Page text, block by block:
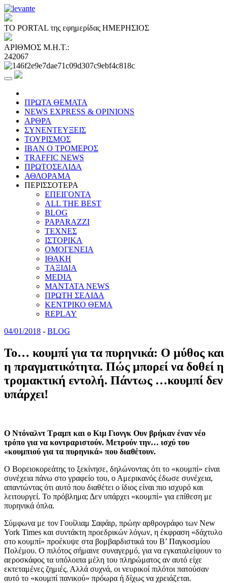
ΤΟ PORTAL της εφημερίδας ΗΜΕΡΗΣΙΟΣ
ΑΡΙΘΜΟΣ Μ.Η.Τ.:
242067
ΠΡΩΤΑ ΘΕΜΑΤΑ
NEWS EXPRESS & OPINIONS
ΑΡΘΡΑ
ΣΥΝΕΝΤΕΥΞΕΙΣ
ΤΟΥΡΙΣΜΟΣ
ΙΒΑΝ Ο ΤΡΟΜΕΡΟΣ
TRAFFIC NEWS
ΠΡΩΤΟΣΕΛΙΔΑ
ΑΘΛΟΡΑΜΑ
ΠΕΡΙΣΣΟΤΕΡΑ
ΕΠΕΙΓΟΝΤΑ
ALL THE BEST
BLOG
PAPARAZZI
ΤΕΧΝΕΣ
ΙΣΤΟΡΙΚΑ
ΟΜΟΓΕΝΕΙΑ
ΙΘΑΚΗ
ΤΑΞΙΔΙΑ
MEDIA
MANTATA NEWS
ΠΡΩΤΗ ΣΕΛΙΔΑ
ΚΕΝΤΡΙΚΟ ΘΕΜΑ
REPLAY
04/01/2018 - BLOG
Το… κουμπί για τα πυρηνικά: Ο μύθος και
η πραγματικότητα. Πώς μπορεί να δοθεί η
τρομακτική εντολή. Πάντως …κουμπί δεν
υπάρχει!
Ο Ντόναλντ Τραμπ και ο Κιμ Γιονγκ Ουν βρήκαν έναν νέο
τρόπο για να κοντραριστούν. Μετρούν την… ισχύ του
«κουμπιού για τα πυρηνικά» που διαθέτουν.
Ο Βορειοκορεάτης το ξεκίνησε, δηλώνοντας ότι το «κουμπί» είναι
συνέχεια πάνω στο γραφείο του, ο Αμερικανός έδωσε συνέχεια,
απαντώντας ότι αυτό που διαθέτει ο ίδιος είναι πιο ισχυρό και
λειτουργεί. Το πρόβλημα; Δεν υπάρχει «κουμπί» για επίθεση με
πυρηνικά όπλα.
Σύμφωνα με τον Γουίλιαμ Σαφάιρ, πρώην αρθρογράφο των New
York Times και συντάκτη προεδρικών λόγων, η έκφραση «δάχτυλο
στο κουμπί» προέκυψε στα βομβαρδιστικά του Β’ Παγκοσμίου
Πολέμου. Ο πιλότος σήμαινε συναγερμό, για να εγκαταλείψουν το
αεροσκάφος τα υπόλοιπα μέλη του πληρώματος αν αυτό είχε
εκτεταμένες ζημιές. Αλλά συχνά, οι νευρικοί πιλότοι πατούσαν
αυτό το «κουμπί πανικού» πρόωρα ή δίχως να χρειάζεται.